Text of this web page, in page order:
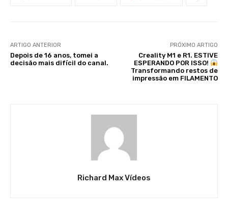
ARTIGO ANTERIOR
Depois de 16 anos, tomei a
decisão mais difícil do canal.
PRÓXIMO ARTIGO
Creality M1 e R1. ESTIVE
ESPERANDO POR ISSO!
Transformando restos de
impressão em FILAMENTO
Richard Max Vídeos